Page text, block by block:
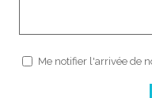
Me notifier l'arrivée de